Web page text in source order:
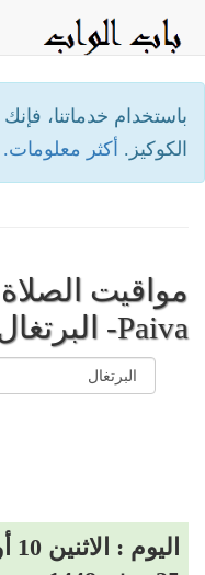
باستخدام خدماتنا،
الكوكيز. أكثر معلومات.
Paiva- البرتغال
اليوم : الاثنين 10 أوت 2026 م